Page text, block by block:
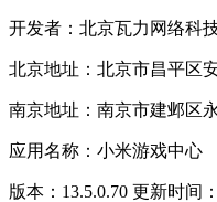
开发者：北京瓦力网络科
北京地址：北京市昌平区
南京地址：南京市建邺区
应用名称：小米游戏中心
版本：13.5.0.70 更新时间